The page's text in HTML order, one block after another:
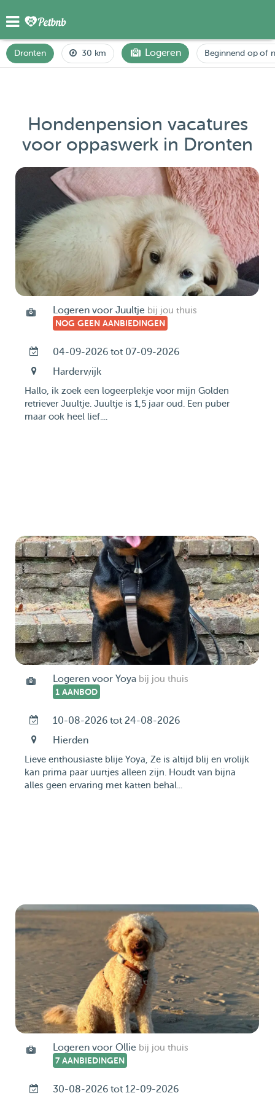
Dronten 30 km Logeren Beginnend op of
Hondenpension vacatures
voor oppaswerk in Dronten
Logeren voor Juultje bij jou thuis
NOG GEEN AANBIEDINGEN
04-09-2026 tot 07-09-2026
Harderwijk
Hallo, ik zoek een logeerplekje voor mijn Golden
retriever Juultje. Juultje is 1,5 jaar oud. Een puber
maar ook heel lief....
Logeren voor Yoya bij jou thuis
1 AANBOD
10-08-2026 tot 24-08-2026
Hierden
Lieve enthousiaste blije Yoya, Ze is altijd blij en vrolijk
kan prima paar uurtjes alleen zijn. Houdt van bijna
alles geen ervaring met katten behal...
Logeren voor Ollie bij jou thuis
7 AANBIEDINGEN
30-08-2026 tot 12-09-2026